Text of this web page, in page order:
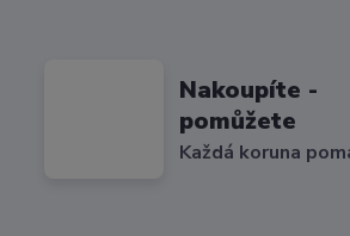
Nakoupíte -
pomůžete
Každá koruna